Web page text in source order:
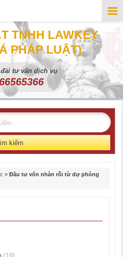
TNHH LAWKEY
PHÁP LUẬT)
tư vấn dịch vụ
kiếm
» Đầu tư vốn nhàn rỗi từ dự phòng